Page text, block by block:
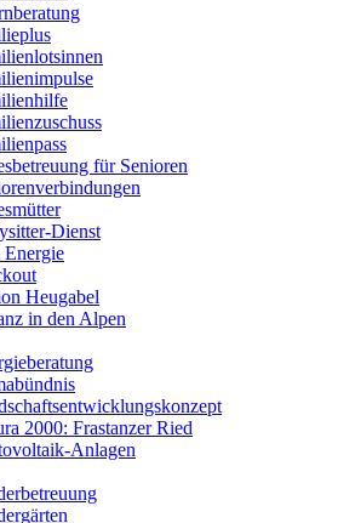
für Senioren
Dienst
Heugabel
in den Alpen
2000: Frastanzer Ried
Anlagen